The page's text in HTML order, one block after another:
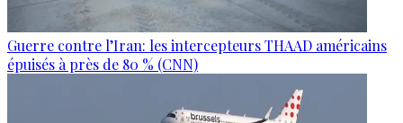
Guerre contre l’Iran: les intercepteurs THAAD américains
épuisés à près de 80 % (CNN)